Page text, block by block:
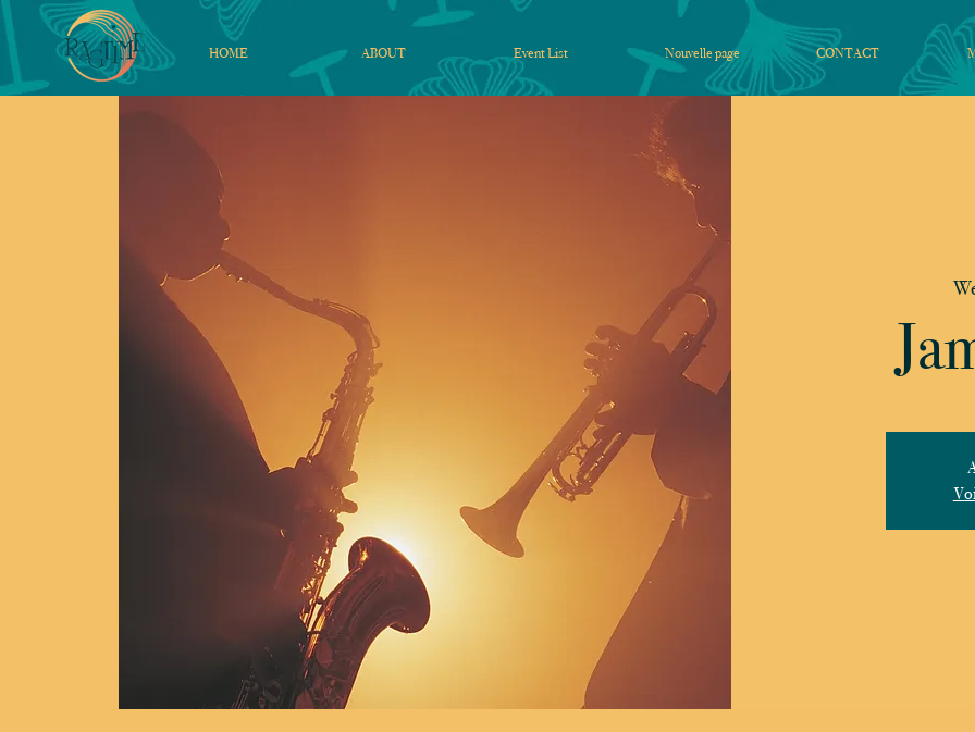
HOME ABOUT Event List Nouvelle page CONTACT